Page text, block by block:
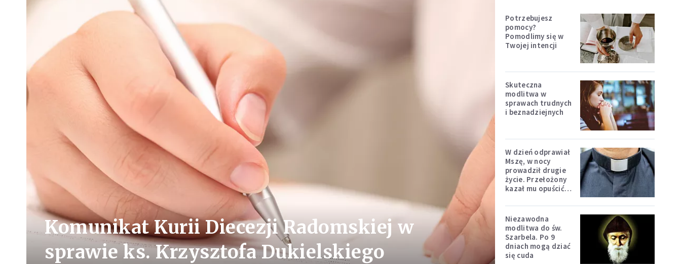
Komunikat Kurii Diecezji Radomskiej w
sprawie ks. Krzysztofa Dukielskiego
Potrzebujesz
pomocy?
Pomodlimy się w
Twojej intencji
Skuteczna
modlitwa w
sprawach trudnych
i beznadziejnych
W dzień odprawiał
Mszę, w nocy
prowadził drugie
życie. Przełożony
kazał mu opuścić
Niezawodna
modlitwa do św.
Szarbela. Po 9
dniach mogą dziać
się cuda